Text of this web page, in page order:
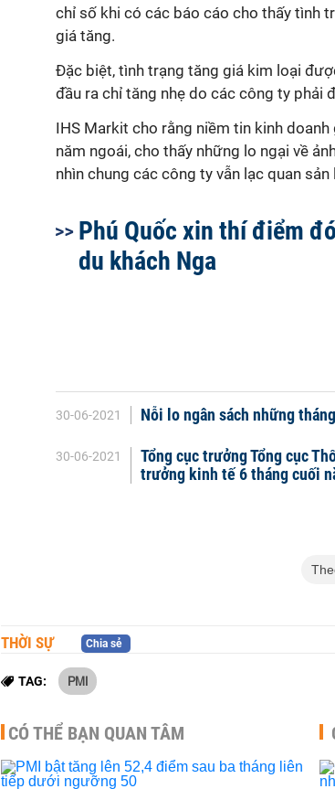
chỉ số khi có các báo cáo cho thấy tình
giá tăng.
Đặc biệt, tình trạng tăng giá kim loại
đầu ra chỉ tăng nhẹ do các công ty phải
IHS Markit cho rằng niềm tin kinh
năm ngoái, cho thấy những lo ngại về
nhìn chung các công ty vẫn lạc quan
Phú Quốc xin thí điểm
du khách Nga
30-06-2021 Nỗi lo ngân sách những
30-06-2021
Tổng cục trưởng Tổng cục
trưởng kinh tế 6 tháng cuối
THỜI SỰ Chia sẻ
TAG: PMI
CÓ THỂ BẠN QUAN TÂM